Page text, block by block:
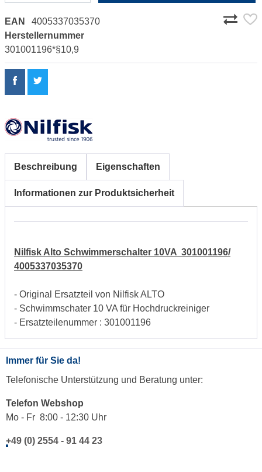
EAN
4005337035370
Herstellernummer
301001196*§10,9
Beschreibung Eigenschaften
Informationen zur Produktsicherheit
Nilfisk Alto Schwimmerschalter 10VA 301001196/
4005337035370
- Original Ersatzteil von Nilfisk ALTO
- Schwimmschater 10 VA für Hochdruckreiniger
- Ersatzteilenummer : 301001196
Immer für Sie da!
Telefonische Unterstützung und Beratung unter:
Telefon Webshop
Mo - Fr 8:00 - 12:30 Uhr
+49 (0) 2554 - 91 44 23